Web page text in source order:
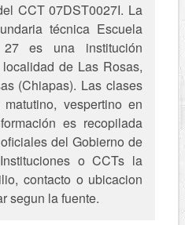
CCT 07DST0027I. La
técnica Escuela
27 es una institución
de Las Rosas,
(Chiapas). Las clases
vespertino en
es recopilada
del Gobierno de
o CCTs la
contacto o ubicacion
segun la fuente.